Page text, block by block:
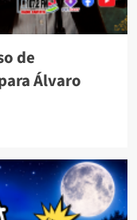
de
Álvaro